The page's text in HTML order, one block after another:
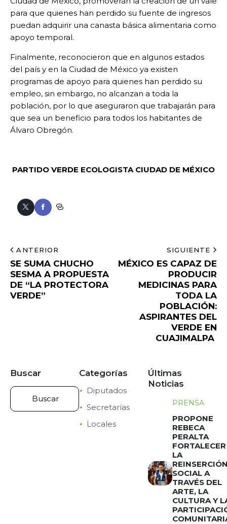
para que quienes han perdido su fuente de ingresos
puedan adquirir una canasta básica alimentaria como
apoyo temporal.
Finalmente, reconocieron que en algunos estados
del país y en la Ciudad de México ya existen
programas de apoyo para quienes han perdido su
empleo, sin embargo, no alcanzan a toda la
población, por lo que aseguraron que trabajarán para
que sea un beneficio para todos los habitantes de
Álvaro Obregón.
PARTIDO VERDE ECOLOGISTA CIUDAD DE MÉXICO
ANTERIOR
SE SUMA CHUCHO
SESMA A PROPUESTA
DE “LA PROTECTORA
VERDE”
SIGUIENTE
MÉXICO ES CAPAZ DE
PRODUCIR
MEDICINAS PARA
TODA LA
POBLACIÓN:
ASPIRANTES DEL
VERDE EN
CUAJIMALPA
Buscar Categorías
Diputados
Secretarías
Locales
Últimas
Noticias
PRENSA
PROPONE
REBECA
PERALTA
FORTALECER
LA
SOCIAL A
TRAVÉS DEL
ARTE, LA
CULTURA Y